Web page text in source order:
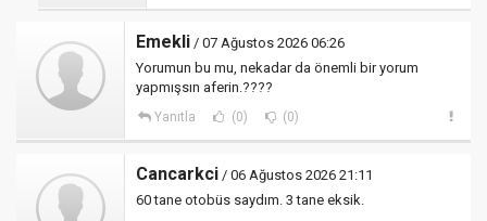
Emekli / 07 Ağustos 2026 06:26
Yorumun bu mu, nekadar da önemli bir yorum
yapmışsın aferin.????
Yanıtla (0) (0)
Cancarkci / 06 Ağustos 2026 21:11
60 tane otobüs saydım. 3 tane eksik.